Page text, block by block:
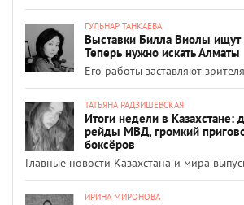
ГУЛЬНАР ТАНКАЕВА
Выставки Билла Виолы ищут
Теперь нужно искать Алматы
Его работы заставляют
ТАТЬЯНА РАДЗИШЕВСКАЯ
Итоги недели в Казахстане:
рейды МВД, громкий
боксёров
Главные новости Казахстана и мира
ИРИНА МИРОНОВА